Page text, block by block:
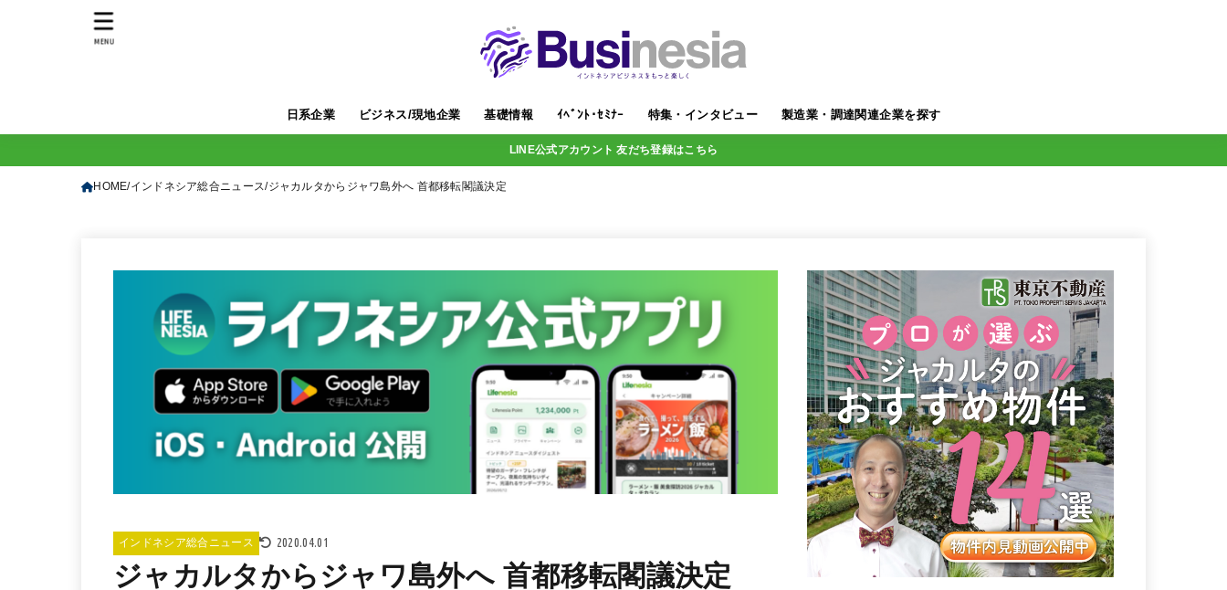
日系企業 ビジネス/現地企業 基礎情報 ｲﾍﾞﾝﾄ･ｾﾐﾅｰ 特集・インタビュー 製造業・調達関連企業を探す
MENU
LINE公式アカウント 友だち登録はこちら
HOME インドネシア総合ニュース ジャカルタからジャワ島外へ 首都移転閣議決定
インドネシア総合ニュース 2020.04.01
ジャカルタからジャワ島外へ 首都移転閣議決定